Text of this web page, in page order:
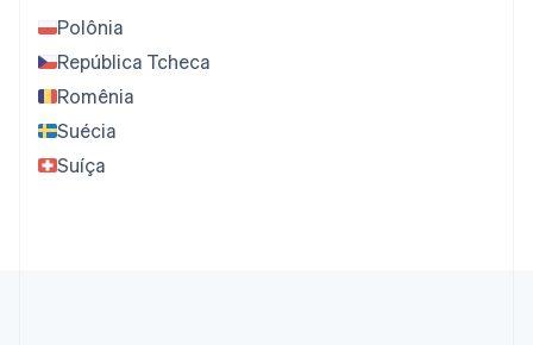
Polônia
República Tcheca
Romênia
Suécia
Suíça